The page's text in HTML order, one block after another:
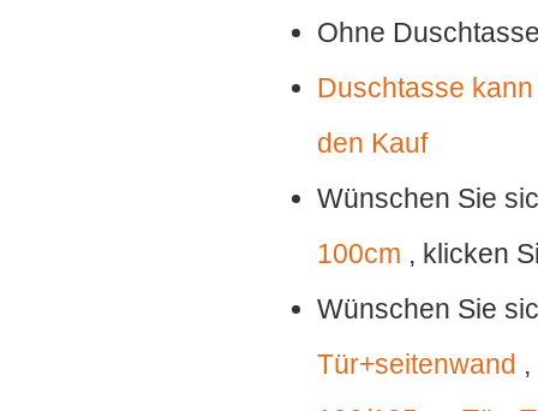
Ohne
Duschtasse
den Kauf
Wünschen Sie
100cm , klicken
Wünschen Sie
Tür+seitenwand ,